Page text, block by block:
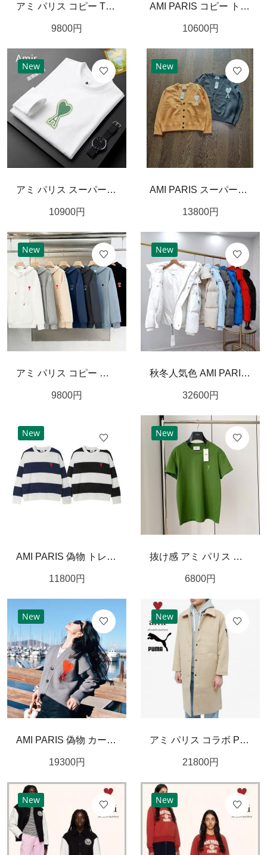
アミ パリス コピー Tシャツ AmideCoeur ハート 刺繍入り シンプル＆洗練デザイン AMI PARIS
9800円
AMI PARIS コピー トレーナー Aハート刺繍 ロゴ コットン＆リネン ベーシックデザイン アミパリス
10600円
New
アミ パリス スーパーコピー 長袖Ｔシャツ Aハートロゴ 刺繍入り コットン リラックスシルエット AMI PARIS
10900円
New
AMI PARIS スーパーコピー カーディガン Aロゴ ハート オレンジ グレー アミパリス
13800円
New
アミ パリス コピー パーカー 定番 ハートロゴ 刺繡 7色 ユニセックス AMI PARIS
9800円
New
秋冬人気色 AMI PARIS コピー ダウンジャケット 7色展開 ハート ロゴ ワッペン アミ パリス
32600円
New
AMI PARIS 偽物 トレーナー ストライプ 柄 ウール＆綿生地 オーバーサイズ ユニセックス アミ パリス
11800円
New
抜け感 アミ パリス スーパー コピー Tシャツ 刺繡 ロゴ 純綿 AMI PARIS
6800円
New
AMI PARIS 偽物 カーディガン 綿 ウール ハート 刺繍 ｖネック オーバーサイズ アミ パリス
19300円
New
アミ パリス コラボ PUMA X AMI COAT ロングコート 偽物 新色☆希少
21800円
New New